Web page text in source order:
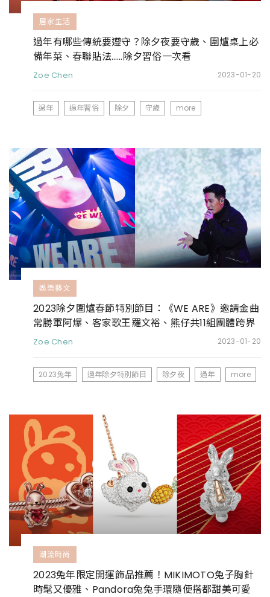
居家生活
過年有哪些傳統要遵守？除夕夜要守歲、圍爐桌上必
備年菜、春聯貼法……除夕習俗一次看
Zoe Chen 2023-01-20
過年 過年習俗 除夕 守歲 more
娛樂藝文
2023除夕圍爐春節特別節目：《WE ARE》邀請金曲
常勝軍阿爆、客家歌王羅文裕、熊仔共11組團體跨界
共演
Zoe Chen 2023-01-20
2023兔年 過年除夕特別節目 除夕夜 過年 more
潮流時尚
2023兔年限定開運飾品推薦！MIKIMOTO兔子胸針
時髦又優雅、Pandora兔兔手環隨便搭都甜美可愛